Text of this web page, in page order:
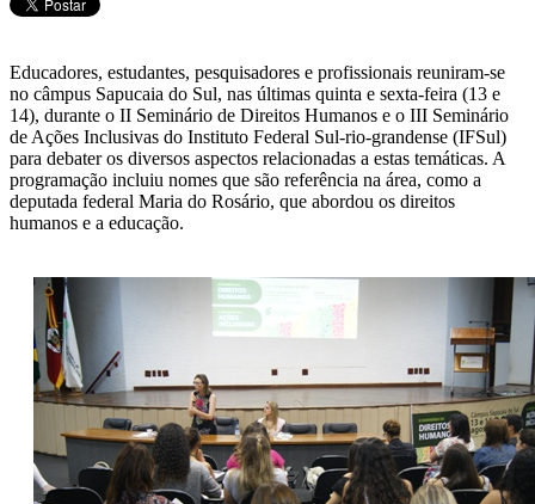
Educadores, estudantes, pesquisadores e profissionais reuniram-se
no câmpus Sapucaia do Sul, nas últimas quinta e sexta-feira (13 e
14), durante o II Seminário de Direitos Humanos e o III Seminário
de Ações Inclusivas do Instituto Federal Sul-rio-grandense (IFSul)
para debater os diversos aspectos relacionadas a estas temáticas. A
programação incluiu nomes que são referência na área, como a
deputada federal Maria do Rosário, que abordou os direitos
humanos e a educação.